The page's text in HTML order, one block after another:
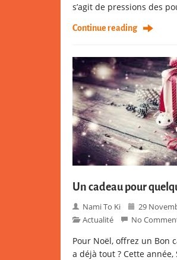
s’agit de pressions des
Continue reading
Un cadeau pour
Nami To Ki 29
Actualité
No
Pour Noël, offrez un Bon
a déjà tout ? Cette